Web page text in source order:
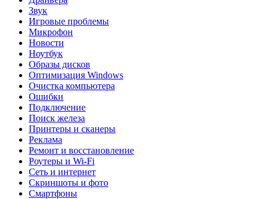
Звук
Игровые проблемы
Микрофон
Новости
Ноутбук
Образы дисков
Оптимизация Windows
Очистка компьютера
Ошибки
Подключение
Поиск железа
Принтеры и сканеры
Реклама
Ремонт и восстановление
Роутеры и Wi-Fi
Сеть и интернет
Скриншоты и фото
Смартфоны